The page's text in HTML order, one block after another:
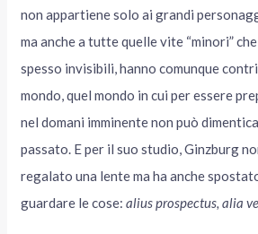
non appartiene solo ai grandi
ma anche a tutte quelle vite “minori”
spesso invisibili, hanno comunque
mondo, quel mondo in cui per essere
nel domani imminente non può
passato. E per il suo studio, Ginzburg
regalato una lente ma ha anche
guardare le cose:alius prospectus, alia